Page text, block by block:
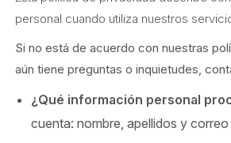
personal cuando utiliza nuestros
Si no está de acuerdo con nuestras
aún tiene preguntas o inquietudes,
¿Qué información personal
cuenta: nombre, apellidos y